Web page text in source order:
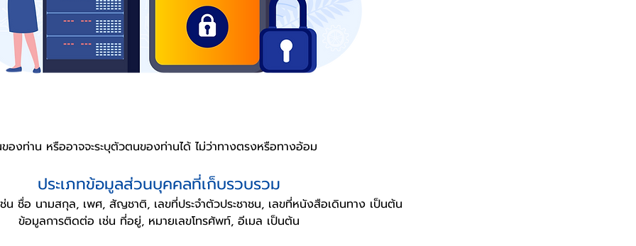
งท่าน หรืออาจจะระบุตัวตนของท่านได้ ไม่ว่าทางตรงหรือทางอ้อม
ประเภทข้อมูลส่วนบุคคลที่เก็บรวบรวม
ชื่อ นามสกุล, เพศ, สัญชาติ, เลขที่ประจำตัวประชาชน, เลขที่หนังสือเดินทาง เป็นต้น
ข้อมูลการติดต่อ เช่น ที่อยู่, หมายเลขโทรศัพท์, อีเมล เป็นต้น